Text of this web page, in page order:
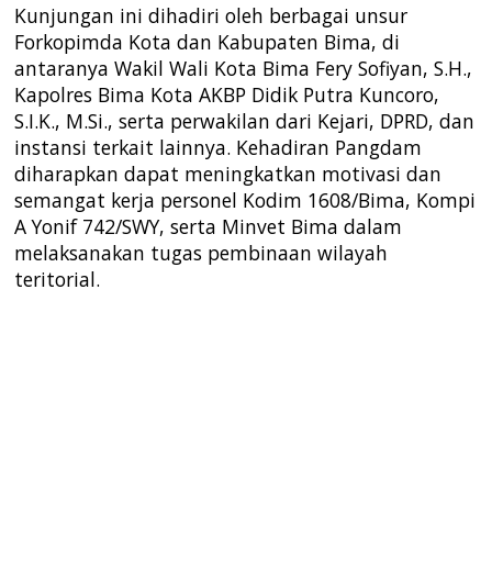
Kunjungan ini dihadiri oleh berbagai unsur
Forkopimda Kota dan Kabupaten Bima, di
antaranya Wakil Wali Kota Bima Fery Sofiyan, S.H.,
Kapolres Bima Kota AKBP Didik Putra Kuncoro,
S.I.K., M.Si., serta perwakilan dari Kejari, DPRD, dan
instansi terkait lainnya. Kehadiran Pangdam
diharapkan dapat meningkatkan motivasi dan
semangat kerja personel Kodim 1608/Bima, Kompi
A Yonif 742/SWY, serta Minvet Bima dalam
melaksanakan tugas pembinaan wilayah
teritorial.